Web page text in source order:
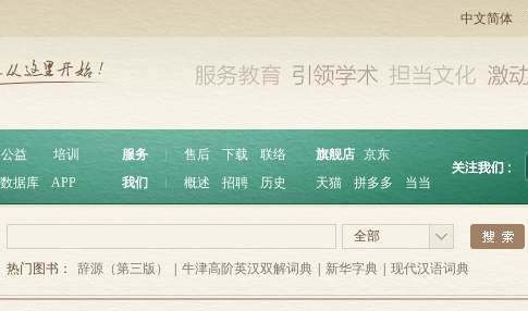
中文简体
公益
培训
数据库 APP
服务 ︱ 售后 下载
联络
我们
概述 招聘 历史
旗舰店 京东
天猫
拼多多 当当
全部
热门图书： 辞源（第三版） 牛津高阶英汉双解词典 新华字典 现代汉语词典